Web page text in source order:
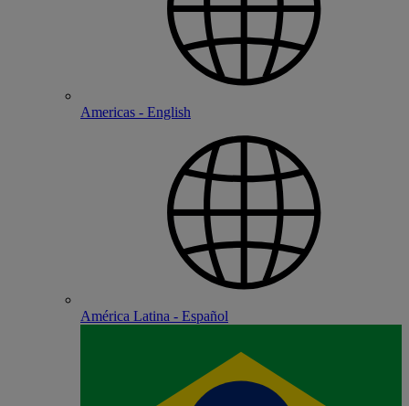
Americas - English
América Latina - Español